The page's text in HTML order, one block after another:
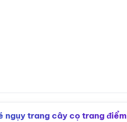
ngụy trang cây cọ trang điểm